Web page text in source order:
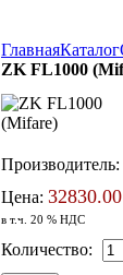
ГлавнаяКаталог
ZK FL1000
Производитель:
Цена:
в т.ч. 20 % НДС
Количество: